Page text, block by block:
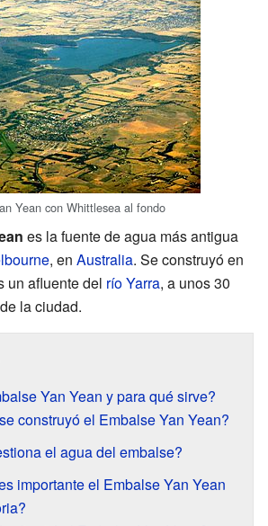
Yean con Whittlesea al fondo
es la fuente de agua más antigua
, en Australia. Se construyó en
un afluente del río Yarra, a unos 30
la ciudad.
Yan Yean y para qué sirve?
construyó el Embalse Yan Yean?
el agua del embalse?
importante el Embalse Yan Yean